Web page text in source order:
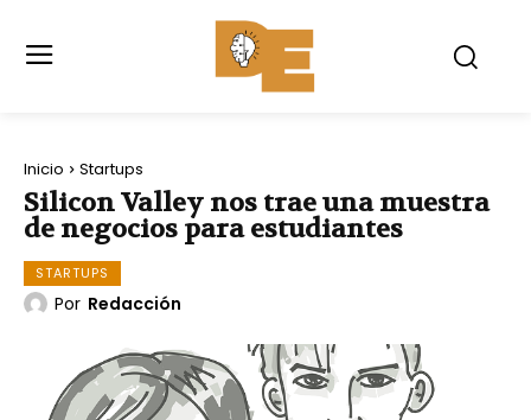
Inicio Startups
Silicon Valley nos trae una muestra
de negocios para estudiantes
STARTUPS
Por Redacción